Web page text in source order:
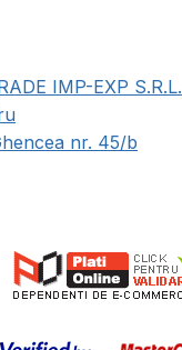
IMP-EXP S.R.L.
nr. 45/b